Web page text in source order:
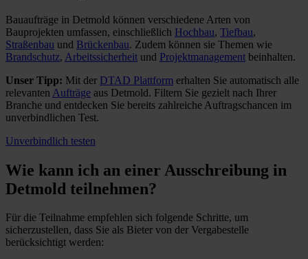
Bauaufträge in Detmold können verschiedene Arten von
Bauprojekten umfassen, einschließlich Hochbau, Tiefbau,
Straßenbau und Brückenbau. Zudem können sie Themen wie
Brandschutz, Arbeitssicherheit und Projektmanagement beinhalten.
Unser Tipp: Mit der DTAD Plattform erhalten Sie automatisch alle
relevanten Aufträge aus Detmold. Filtern Sie gezielt nach Ihrer
Branche und entdecken Sie bereits zahlreiche Auftragschancen im
unverbindlichen Test.
Unverbindlich testen
Wie kann ich an einer Ausschreibung in
Detmold teilnehmen?
Für die Teilnahme empfehlen sich folgende Schritte, um
sicherzustellen, dass Sie als Bieter von der Vergabestelle
berücksichtigt werden: